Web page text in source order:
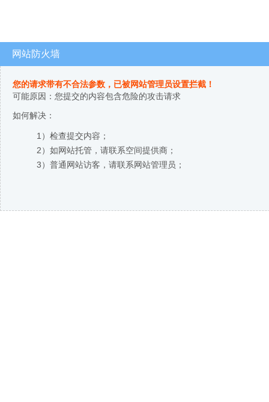
网站防火墙
您的请求带有不合法参数，已被网站管理员设置拦截！
可能原因：您提交的内容包含危险的攻击请求
如何解决：
1）检查提交内容；
2）如网站托管，请联系空间提供商；
3）普通网站访客，请联系网站管理员；